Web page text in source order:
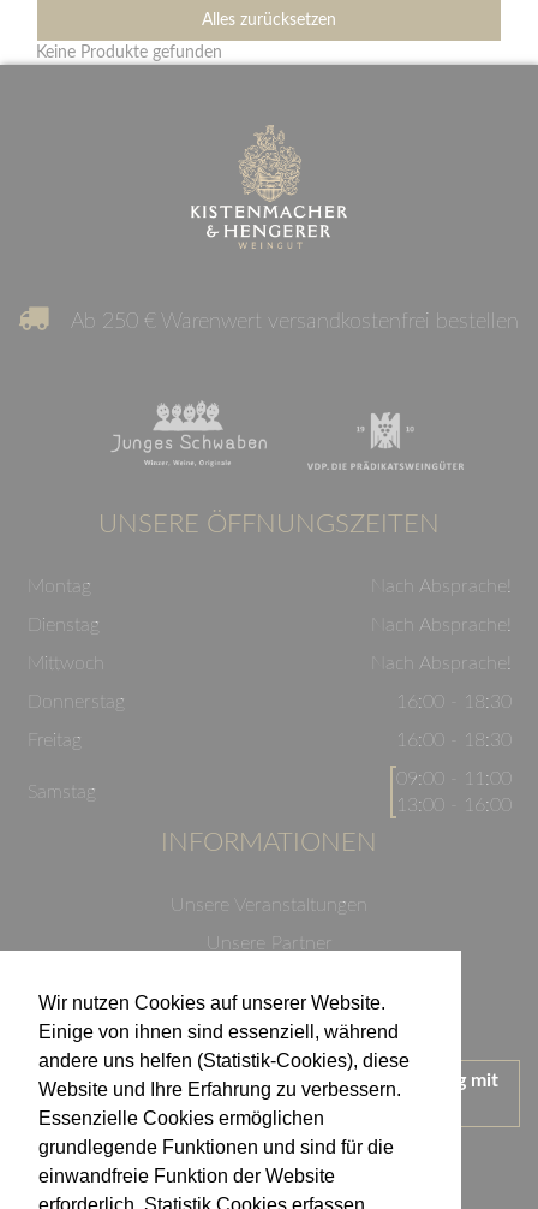
Wir nutzen Cookies auf unserer Website.
Einige von ihnen sind essenziell, während
andere uns helfen (Statistik-Cookies), diese
Website und Ihre Erfahrung zu verbessern.
Essenzielle Cookies ermöglichen
grundlegende Funktionen und sind für die
einwandfreie Funktion der Website
Alles zurücksetzen
Keine Produkte gefunden
Ab 250 € Warenwert versandkostenfrei bestellen
UNSERE ÖFFNUNGSZEITEN
Montag
Nach Absprache!
Dienstag
Nach Absprache!
Mittwoch
Nach Absprache!
Donnerstag
16:00 - 18:30
Freitag
16:00 - 18:30
Samstag
09:00 - 11:00
13:00 - 16:00
INFORMATIONEN
Unsere Veranstaltungen
Unsere Partner
Impressum
Wir treten für einen verantwortungsvollen Umgang mit
Alkohol ein.
KONTAKT